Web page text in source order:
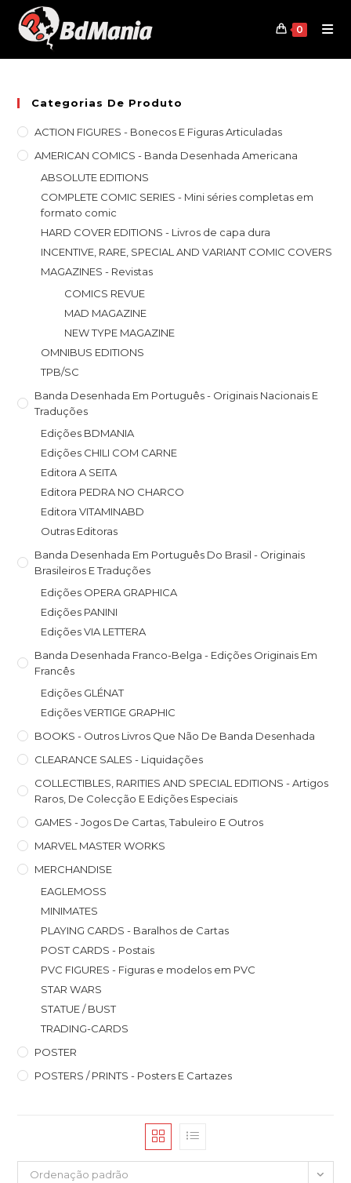
content
0
Categorias De Produto
ACTION FIGURES - Bonecos E Figuras Articuladas
AMERICAN COMICS - Banda Desenhada Americana
ABSOLUTE EDITIONS
COMPLETE COMIC SERIES - Mini séries completas em
formato comic
HARD COVER EDITIONS - Livros de capa dura
INCENTIVE, RARE, SPECIAL AND VARIANT COMIC COVERS
MAGAZINES - Revistas
COMICS REVUE
MAD MAGAZINE
NEW TYPE MAGAZINE
OMNIBUS EDITIONS
TPB/SC
Banda Desenhada Em Português - Originais Nacionais E
Traduções
Edições BDMANIA
Edições CHILI COM CARNE
Editora A SEITA
Editora PEDRA NO CHARCO
Editora VITAMINABD
Outras Editoras
Banda Desenhada Em Português Do Brasil - Originais
Brasileiros E Traduções
Edições OPERA GRAPHICA
Edições PANINI
Edições VIA LETTERA
Banda Desenhada Franco-Belga - Edições Originais Em
Francês
Edições GLÉNAT
Edições VERTIGE GRAPHIC
BOOKS - Outros Livros Que Não De Banda Desenhada
CLEARANCE SALES - Liquidações
COLLECTIBLES, RARITIES AND SPECIAL EDITIONS - Artigos
Raros, De Colecção E Edições Especiais
GAMES - Jogos De Cartas, Tabuleiro E Outros
MARVEL MASTER WORKS
MERCHANDISE
EAGLEMOSS
MINIMATES
PLAYING CARDS - Baralhos de Cartas
POST CARDS - Postais
PVC FIGURES - Figuras e modelos em PVC
STAR WARS
STATUE / BUST
TRADING-CARDS
POSTER
POSTERS / PRINTS - Posters E Cartazes
Ordenação padrão